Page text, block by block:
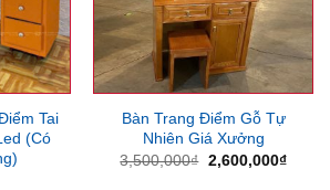
Tai
(Có
Bàn Trang Điểm Gỗ Tự
Nhiên Giá Xưởng
3,500,000₫ Giá
gốc
2,600,000₫Giá